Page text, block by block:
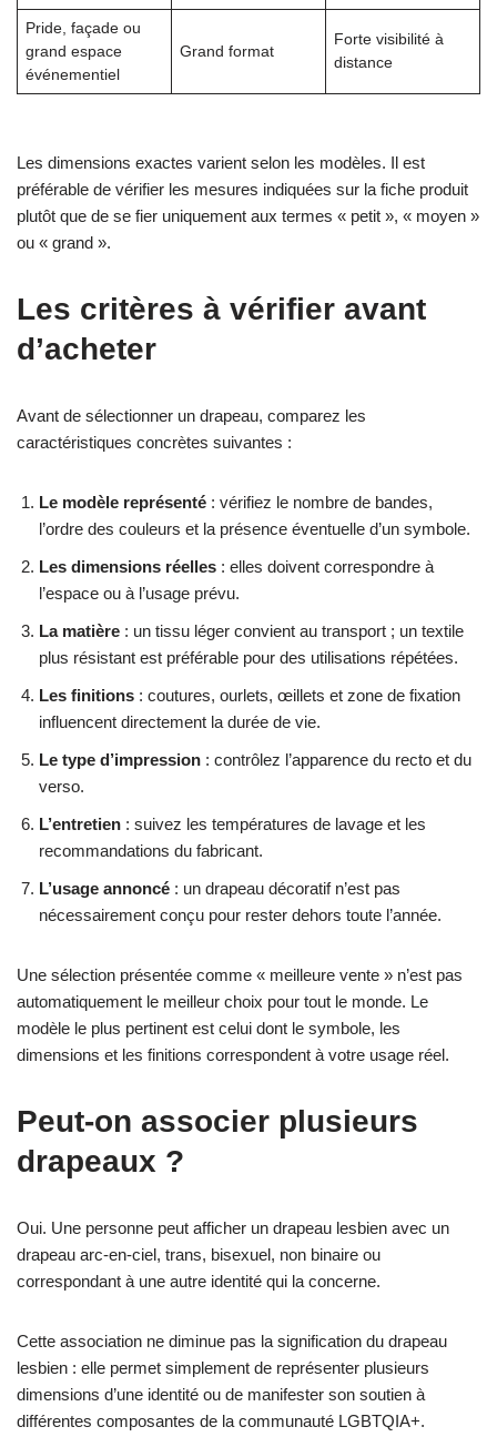
Pride, façade ou
grand espace
événementiel
Grand format
Forte visibilité à
distance
Les dimensions exactes varient selon les modèles. Il est
préférable de vérifier les mesures indiquées sur la fiche produit
plutôt que de se fier uniquement aux termes « petit », « moyen »
ou « grand ».
Les critères à vérifier avant
d’acheter
Avant de sélectionner un drapeau, comparez les
caractéristiques concrètes suivantes :
Le modèle représenté : vérifiez le nombre de bandes,
l’ordre des couleurs et la présence éventuelle d’un symbole.
Les dimensions réelles : elles doivent correspondre à
l’espace ou à l’usage prévu.
La matière : un tissu léger convient au transport ; un textile
plus résistant est préférable pour des utilisations répétées.
Les finitions : coutures, ourlets, œillets et zone de fixation
influencent directement la durée de vie.
Le type d’impression : contrôlez l’apparence du recto et du
verso.
L’entretien : suivez les températures de lavage et les
recommandations du fabricant.
L’usage annoncé : un drapeau décoratif n’est pas
nécessairement conçu pour rester dehors toute l’année.
Une sélection présentée comme « meilleure vente » n’est pas
automatiquement le meilleur choix pour tout le monde. Le
modèle le plus pertinent est celui dont le symbole, les
dimensions et les finitions correspondent à votre usage réel.
Peut-on associer plusieurs
drapeaux ?
Oui. Une personne peut afficher un drapeau lesbien avec un
drapeau arc-en-ciel, trans, bisexuel, non binaire ou
correspondant à une autre identité qui la concerne.
Cette association ne diminue pas la signification du drapeau
lesbien : elle permet simplement de représenter plusieurs
dimensions d’une identité ou de manifester son soutien à
différentes composantes de la communauté LGBTQIA+.